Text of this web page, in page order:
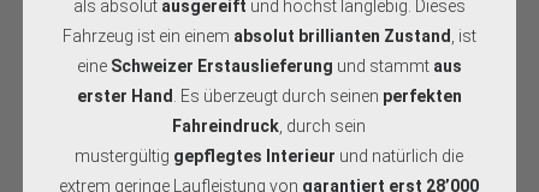
als absolut ausgereift und höchst langlebig. Dieses
Fahrzeug ist ein einem absolut brillianten Zustand
, ist
eine Schweizer Erstauslieferung und stammt aus
erster Hand
. Es überzeugt durch seinen perfekten
Fahreindruck , durch sein
mustergültig gepflegtes Interieur und natürlich die
extrem geringe Laufleistung von garantiert erst 28’000